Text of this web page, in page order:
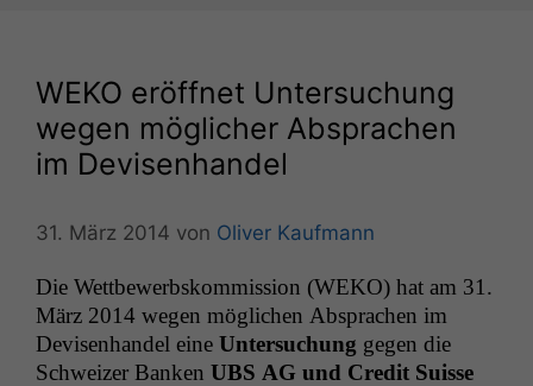
WEKO eröffnet Untersuchung
wegen möglicher Absprachen
im Devisenhandel
31. März 2014 von Oliver Kaufmann
Die Wet­tbe­werb­skom­mis­sion (WEKO) hat am 31.
März 2014 wegen möglichen Absprachen im
Devisen­han­del eine Unter­suchung gegen die
Schweiz­er Banken UBS AG und Cred­it Suisse